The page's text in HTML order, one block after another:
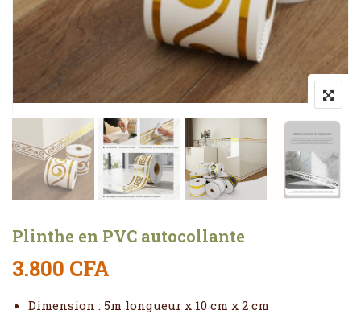
Plinthe en PVC autocollante
3.800 CFA
Dimension : 5m longueur x 10 cm x 2 cm